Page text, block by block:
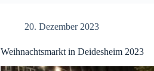
20. Dezember 2023
Weihnachtsmarkt in Deidesheim 2023